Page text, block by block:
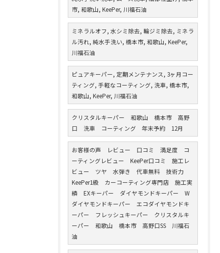
市, 和歌山, KeePer, 川福石油
ミネラルオフ, 水シミ除去, 輪ジミ除去, ミネラ
ル汚れ, 純水手洗い, 橋本市, 和歌山, KeePer,
川福石油
ピュアキーパー, 定期メンテナンス, 3ヶ月コー
ティング, 手軽なコーティング, 洗車, 橋本市,
和歌山, KeePer, 川福石油
クリスタルキーパー 和歌山 橋本市 高野
口 洗車 コーティング 年末予約 12月
お客様の声 レビュー 口コミ 満足度 コ
ーティングレビュー KeePer口コミ 施工レ
ビュー ツヤ 水弾き 代車無料 技術力
KeePer1級 カーコーティング専門店 施工実
績 EXキーパー ダイヤモンドキーパー W
ダイヤモンドキーパー エコダイヤモンドキ
ーパー フレッシュキーパー クリスタルキ
ーパー 和歌山 橋本市 高野口SS 川福石
油